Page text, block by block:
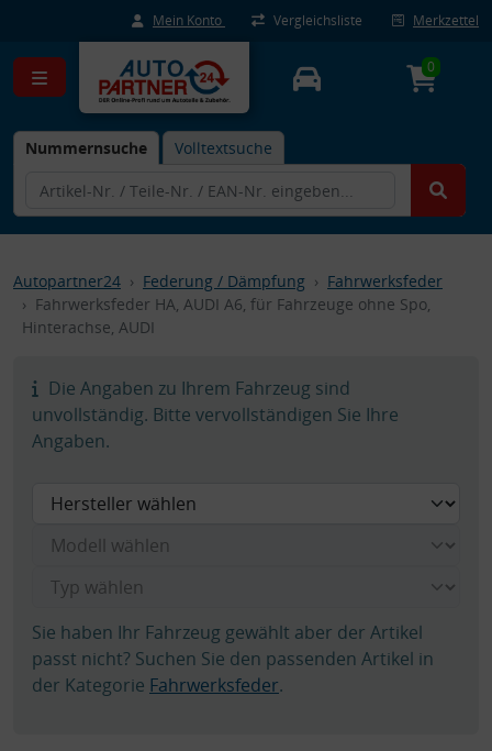
Mein Konto Vergleichsliste Merkzettel
Nummernsuche Volltextsuche
0
Autopartner24 Federung / Dämpfung
Fahrwerksfeder
Fahrwerksfeder HA, AUDI A6, für Fahrzeuge ohne Spo,
Hinterachse, AUDI
Die Angaben zu Ihrem Fahrzeug sind
unvollständig. Bitte vervollständigen Sie Ihre
Angaben.
Sie haben Ihr Fahrzeug gewählt aber der Artikel
passt nicht? Suchen Sie den passenden Artikel in
der Kategorie Fahrwerksfeder.